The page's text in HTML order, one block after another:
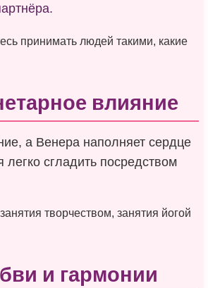
принимать людей такими, какие
влияние
а Венера наполняет сердце
сгладить посредством
творчеством, занятия йогой
и гармонии